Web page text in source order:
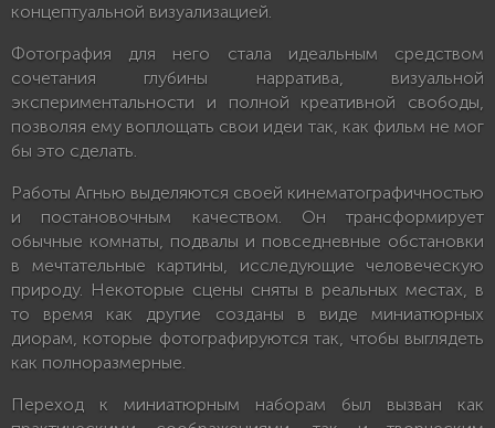
концептуальной визуализацией.
Фотография для него стала идеальным средством
сочетания глубины нарратива, визуальной
экспериментальности и полной креативной свободы,
позволяя ему воплощать свои идеи так, как фильм не мог
бы это сделать.
Работы Агнью выделяются своей кинематографичностью
и постановочным качеством. Он трансформирует
обычные комнаты, подвалы и повседневные обстановки
в мечтательные картины, исследующие человеческую
природу. Некоторые сцены сняты в реальных местах, в
то время как другие созданы в виде миниатюрных
диорам, которые фотографируются так, чтобы выглядеть
как полноразмерные.
Переход к миниатюрным наборам был вызван как